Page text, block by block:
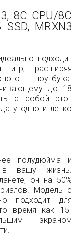
8C CPU/8C
MRXN3
подходит
расширяя
ноутбука.
до 18
с собой этот
угодно и легко
полудюйма и
в вашу жизнь.
он на 50%
Модель с
подходит для
то время как 15-
экраном